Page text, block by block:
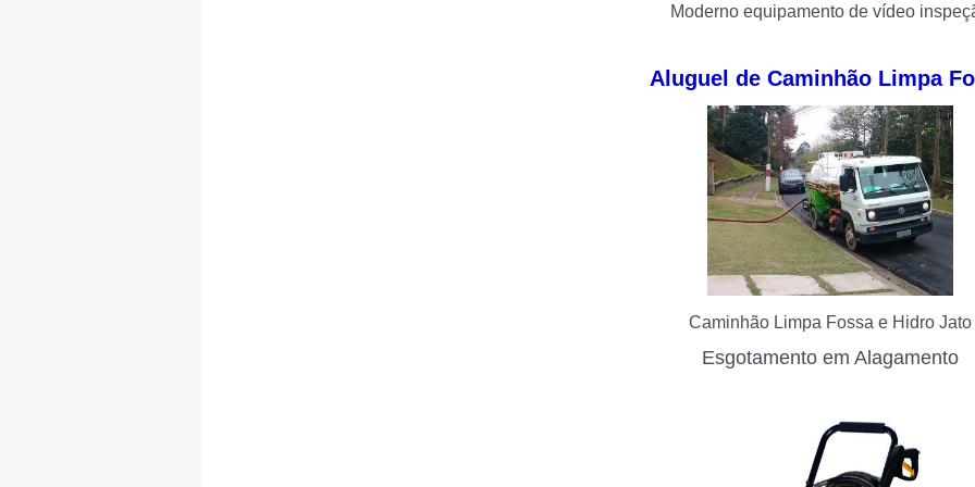
Moderno equipamento de vídeo
Aluguel de Caminhão Limpa
Caminhão Limpa Fossa e Hidro Jato
Esgotamento em Alagamento